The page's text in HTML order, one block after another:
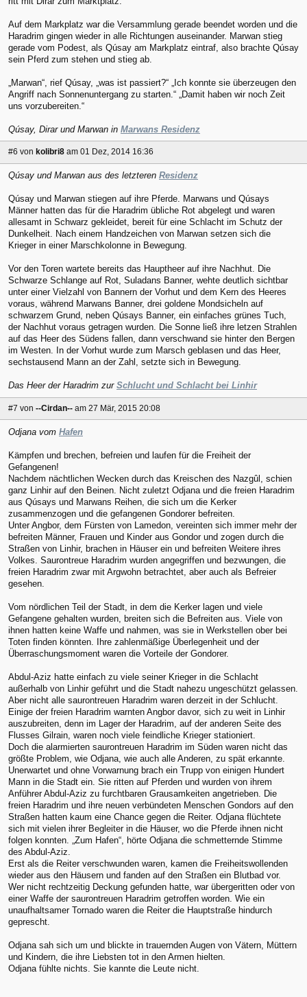
Auf dem Markplatz war die Versammlung gerade beendet worden und die
Haradrim gingen wieder in alle Richtungen auseinander. Marwan stieg
gerade vom Podest, als Qúsay am Markplatz eintraf, also brachte Qúsay
sein Pferd zum stehen und stieg ab.
„Marwan“, rief Qúsay, „was ist passiert?“ „Ich konnte sie überzeugen den
Angriff nach Sonnenuntergang zu starten.“ „Damit haben wir noch Zeit
uns vorzubereiten.“
Qúsay, Dirar und Marwan in Marwans Residenz
#6 von kolibri8 am 01 Dez, 2014 16:36
Qúsay und Marwan aus des letzteren Residenz
Qúsay und Marwan stiegen auf ihre Pferde. Marwans und Qúsays
Männer hatten das für die Haradrim übliche Rot abgelegt und waren
allesamt in Schwarz gekleidet, bereit für eine Schlacht im Schutz der
Dunkelheit. Nach einem Handzeichen von Marwan setzen sich die
Krieger in einer Marschkolonne in Bewegung.
Vor den Toren wartete bereits das Hauptheer auf ihre Nachhut. Die
Schwarze Schlange auf Rot, Suladans Banner, wehte deutlich sichtbar
unter einer Vielzahl von Bannern der Vorhut und dem Kern des Heeres
voraus, während Marwans Banner, drei goldene Mondsicheln auf
schwarzem Grund, neben Qúsays Banner, ein einfaches grünes Tuch,
der Nachhut voraus getragen wurden. Die Sonne ließ ihre letzen Strahlen
auf das Heer des Südens fallen, dann verschwand sie hinter den Bergen
im Westen. In der Vorhut wurde zum Marsch geblasen und das Heer,
sechstausend Mann an der Zahl, setzte sich in Bewegung.
Das Heer der Haradrim zur Schlucht und Schlacht bei Linhir
#7 von --Cirdan-- am 27 Mär, 2015 20:08
Odjana vom Hafen
Kämpfen und brechen, befreien und laufen für die Freiheit der
Gefangenen!
Nachdem nächtlichen Wecken durch das Kreischen des Nazgûl, schien
ganz Linhir auf den Beinen. Nicht zuletzt Odjana und die freien Haradrim
aus Qúsays und Marwans Reihen, die sich um die Kerker
zusammenzogen und die gefangenen Gondorer befreiten.
Unter Angbor, dem Fürsten von Lamedon, vereinten sich immer mehr der
befreiten Männer, Frauen und Kinder aus Gondor und zogen durch die
Straßen von Linhir, brachen in Häuser ein und befreiten Weitere ihres
Volkes. Saurontreue Haradrim wurden angegriffen und bezwungen, die
freien Haradrim zwar mit Argwohn betrachtet, aber auch als Befreier
gesehen.
Vom nördlichen Teil der Stadt, in dem die Kerker lagen und viele
Gefangene gehalten wurden, breiten sich die Befreiten aus. Viele von
ihnen hatten keine Waffe und nahmen, was sie in Werkstellen ober bei
Toten finden könnten. Ihre zahlenmäßige Überlegenheit und der
Überraschungsmoment waren die Vorteile der Gondorer.
Abdul-Aziz hatte einfach zu viele seiner Krieger in die Schlacht
außerhalb von Linhir geführt und die Stadt nahezu ungeschützt gelassen.
Aber nicht alle saurontreuen Haradrim waren derzeit in der Schlucht.
Einige der freien Haradrim warnten Angbor davor, sich zu weit in Linhir
auszubreiten, denn im Lager der Haradrim, auf der anderen Seite des
Flusses Gilrain, waren noch viele feindliche Krieger stationiert.
Doch die alarmierten saurontreuen Haradrim im Süden waren nicht das
größte Problem, wie Odjana, wie auch alle Anderen, zu spät erkannte.
Unerwartet und ohne Vorwarnung brach ein Trupp von einigen Hundert
Mann in die Stadt ein. Sie ritten auf Pferden und wurden von ihrem
Anführer Abdul-Aziz zu furchtbaren Grausamkeiten angetrieben. Die
freien Haradrim und ihre neuen verbündeten Menschen Gondors auf den
Straßen hatten kaum eine Chance gegen die Reiter. Odjana flüchtete
sich mit vielen ihrer Begleiter in die Häuser, wo die Pferde ihnen nicht
folgen konnten. „Zum Hafen“, hörte Odjana die schmetternde Stimme
des Abdul-Aziz.
Erst als die Reiter verschwunden waren, kamen die Freiheitswollenden
wieder aus den Häusern und fanden auf den Straßen ein Blutbad vor.
Wer nicht rechtzeitig Deckung gefunden hatte, war übergeritten oder von
einer Waffe der saurontreuen Haradrim getroffen worden. Wie ein
unaufhaltsamer Tornado waren die Reiter die Hauptstraße hindurch
geprescht.
Odjana sah sich um und blickte in trauernden Augen von Vätern, Müttern
und Kindern, die ihre Liebsten tot in den Armen hielten.
Odjana fühlte nichts. Sie kannte die Leute nicht.